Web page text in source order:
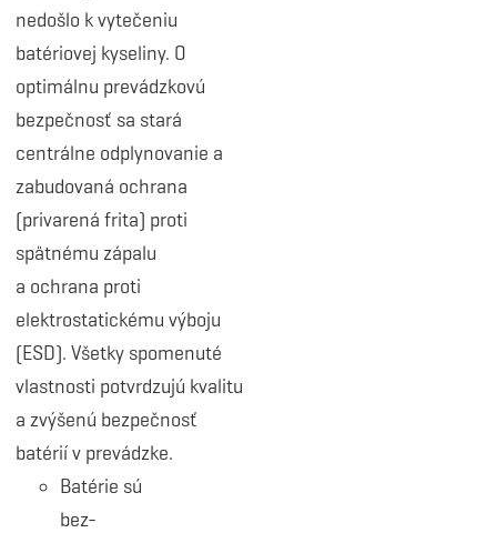
nedošlo k vytečeniu
batériovej kyseliny. O
optimálnu prevádzkovú
bezpečnosť sa stará
centrálne odplynovanie a
zabudovaná ochrana
(privarená frita) proti
spätnému zápalu
a ochrana proti
elektrostatickému výboju
(ESD). Všetky spomenuté
vlastnosti potvrdzujú kvalitu
a zvýšenú bezpečnosť
batérií v prevádzke.
Batérie sú
bez-